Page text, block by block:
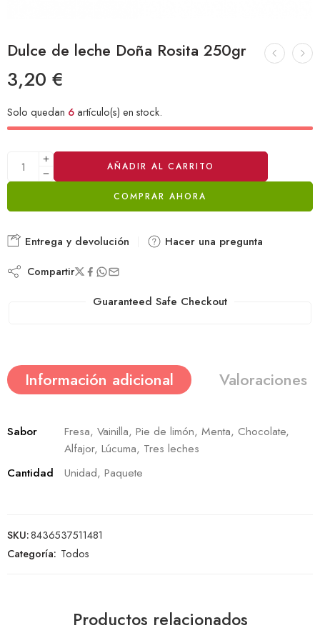
Dulce de leche Doña Rosita 250gr
3,20 €
Solo quedan 6artículo(s) en stock.
AÑADIR AL CARRITO
COMPRAR AHORA
Alternative:
Entrega y devolución Hacer una pregunta
Compartir
Guaranteed Safe Checkout
Información adicional Valoraciones
Sabor
Fresa, Vainilla, Pie de limón, Menta, Chocolate,
Alfajor, Lúcuma, Tres leches
Cantidad
Unidad, Paquete
SKU:8436537511481
Categoría: Todos
Productos relacionados